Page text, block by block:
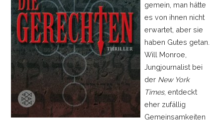
gemein, man hätte
es von ihnen nicht
erwartet, aber sie
haben Gutes getan.
Will Monroe,
Jungjournalist bei
der New York
Times, entdeckt
eher zufällig
Gemeinsamkeiten